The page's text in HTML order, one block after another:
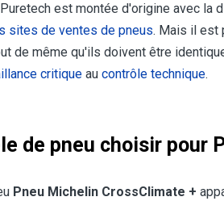
est montée d'origine avec la
sites de ventes de pneus. Mais il est
de même qu'ils doivent être
critique au contrôle technique.
de pneu choisir pour
Pneu Michelin CrossClimate +